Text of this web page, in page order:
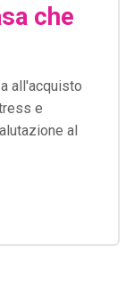
che
all'acquisto
e
al